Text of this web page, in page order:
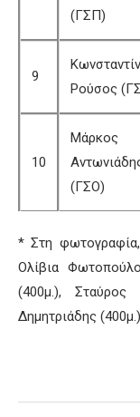
(ΓΣΠ)
9
Ρούσος
10
Μάρκος
(ΓΣΟ)
* Στη
Ολίβια
(400μ.), Σταύρος
Δημητριάδης